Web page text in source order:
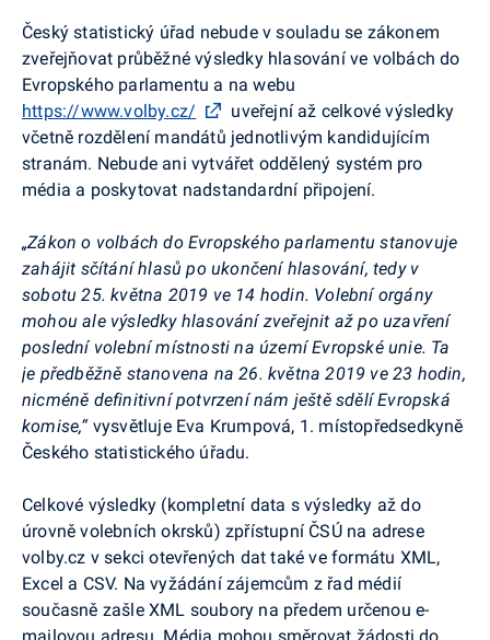
Český statistický úřad nebude v souladu se zákonem
zveřejňovat průběžné výsledky hlasování ve volbách do
Evropského parlamentu a na webu
https://www.volby.cz/
uveřejní až celkové výsledky
včetně rozdělení mandátů jednotlivým kandidujícím
stranám. Nebude ani vytvářet oddělený systém pro
média a poskytovat nadstandardní připojení.
„Zákon o volbách do Evropského parlamentu stanovuje
zahájit sčítání hlasů po ukončení hlasování, tedy v
sobotu 25. května 2019 ve 14 hodin. Volební orgány
mohou ale výsledky hlasování zveřejnit až po uzavření
poslední volební místnosti na území Evropské unie. Ta
je předběžně stanovena na 26. května 2019 ve 23 hodin,
nicméně definitivní potvrzení nám ještě sdělí Evropská
komise,“vysvětluje Eva Krumpová, 1. místopředsedkyně
Českého statistického úřadu.
Celkové výsledky (kompletní data s výsledky až do
úrovně volebních okrsků) zpřístupní ČSÚ na adrese
volby.cz v sekci otevřených dat také ve formátu XML,
Excel a CSV. Na vyžádání zájemcům z řad médií
současně zašle XML soubory na předem určenou e-